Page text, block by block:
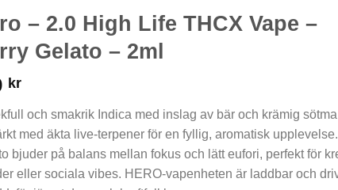
– 2.0 High Life THCX Vape –
Gelato – 2ml
kr
och smakrik Indica med inslag av bär och krämig
med äkta live-terpener för en fyllig, aromatisk
bjuder på balans mellan fokus och lätt eufori, perfekt för
eller sociala vibes. HERO-vapenheten är laddbar och